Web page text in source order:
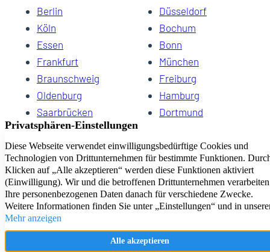
Berlin
Düsseldorf
Köln
Bochum
Essen
Bonn
Frankfurt
München
Braunschweig
Freiburg
Oldenburg
Hamburg
Saarbrücken
Dortmund
Hannover
Dresden
Kiel
Wuppertal
Bremen
HomeCompany eG Ihre Agenturen für Wohnen auf Zeit